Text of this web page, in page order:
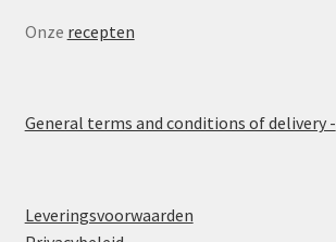
Onze recepten
General terms and conditions of delivery -
Leveringsvoorwaarden